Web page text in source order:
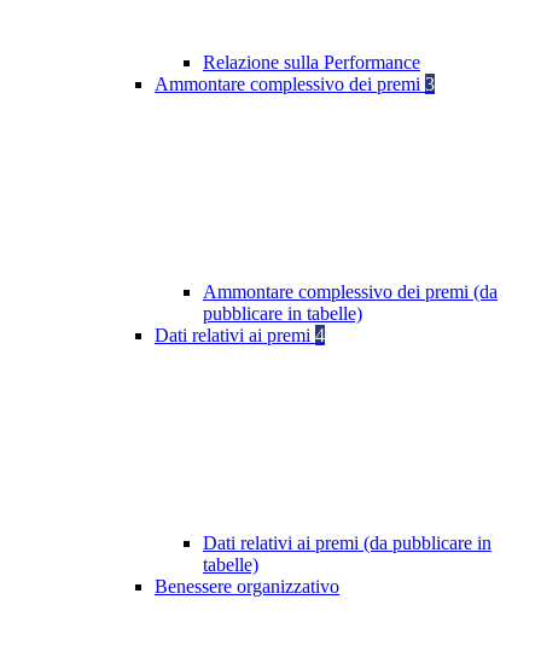
Relazione sulla Performance
Ammontare complessivo dei premi 3
Ammontare complessivo dei premi (da
pubblicare in tabelle)
Dati relativi ai premi 4
Dati relativi ai premi (da pubblicare in
tabelle)
Benessere organizzativo